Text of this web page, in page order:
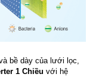
bề dày của lưới lọc,
1 Chiều với hệ